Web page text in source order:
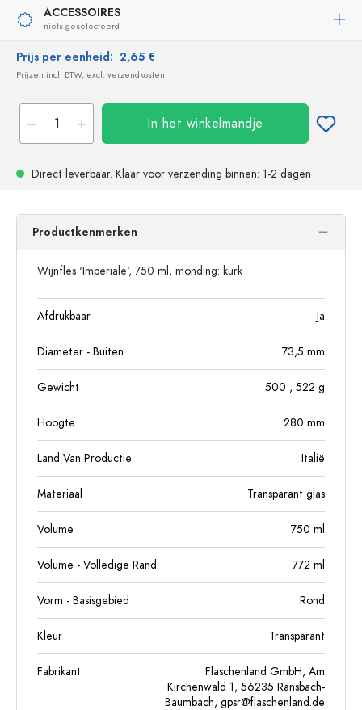
ACCESSOIRES
niets geselecteerd
Prijs per eenheid: 2,65 €
Prijzen incl. BTW, excl. verzendkosten
In het winkelmandje
Direct leverbaar. Klaar voor verzending binnen: 1-2 dagen
Productkenmerken
Wijnfles 'Imperiale', 750 ml, monding: kurk
Afdrukbaar Ja
Diameter - Buiten 73,5 mm
Gewicht 500 , 522 g
Hoogte 280 mm
Land Van Productie Italië
Materiaal Transparant glas
Volume 750 ml
Volume - Volledige Rand 772 ml
Vorm - Basisgebied Rond
Kleur Transparant
Fabrikant
Flaschenland GmbH, Am
Kirchenwald 1, 56235 Ransbach-
Baumbach, gpsr@flaschenland.de